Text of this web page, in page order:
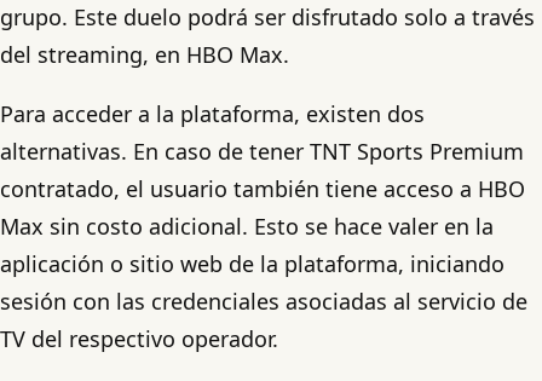
grupo. Este duelo podrá ser disfrutado solo a través
del streaming, en HBO Max.
Para acceder a la plataforma, existen dos
alternativas. En caso de tener TNT Sports Premium
contratado, el usuario también tiene acceso a HBO
Max sin costo adicional. Esto se hace valer en la
aplicación o sitio web de la plataforma, iniciando
sesión con las credenciales asociadas al servicio de
TV del respectivo operador.